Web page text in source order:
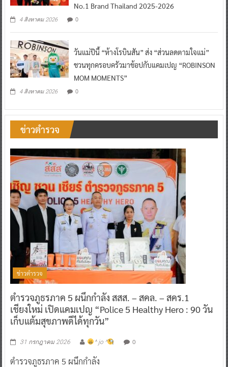
No.1 Brand Thailand 2025-2026
4 สิงหาคม 2026 0
วันแม่ปีนี้ “ห้างโรบินสัน” ส่ง “ส่วนลดตามใจแม่”
ชวนทุกครอบครัวมาช้อปกับแคมเปญ “ROBINSON
MOM MOMENTS”
4 สิงหาคม 2026 0
ข่าวตำรวจ
ข่าวตำรวจ
ตำรวจภูธรภาค 5 ผนึกกำลัง สสส. – สคล. – สคร.1
เชียงใหม่ เปิดแคมเปญ “Police 5 Healthy Hero : 90 วัน
เก็บแต้มสุขภาพดีได้ทุกวัน”
31 กรกฎาคม 2026 ^ jo ^ 0
ตำรวจภูธรภาค 5 ผนึกกำลัง